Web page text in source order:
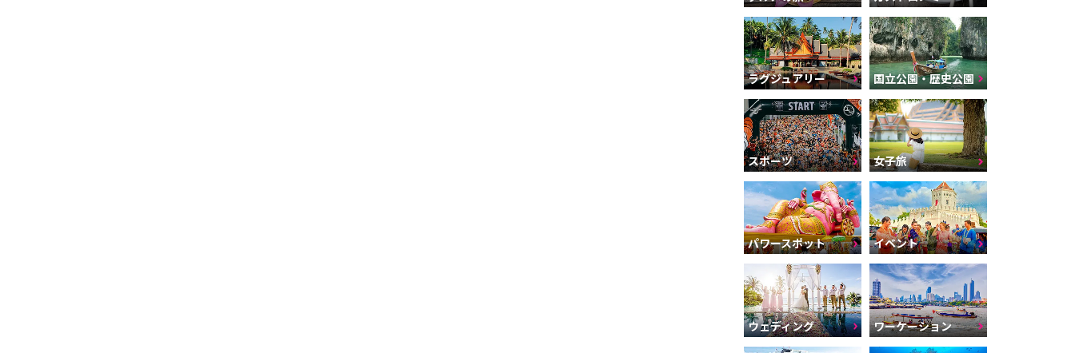
ラグジュアリー 国立公園・歴史公園
スポーツ 女子旅
パワースポット イベント
ウェディング ワーケーション